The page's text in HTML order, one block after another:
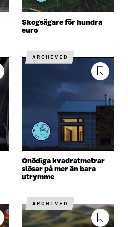
Skogsägare för hundra
euro
ARCHIVED
Onödiga kvadratmetrar
slösar på mer än bara
utrymme
ARCHIVED